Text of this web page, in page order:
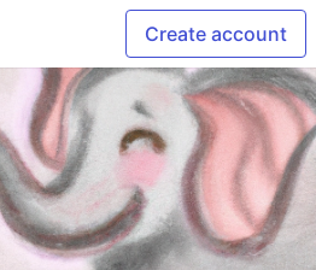
Create account